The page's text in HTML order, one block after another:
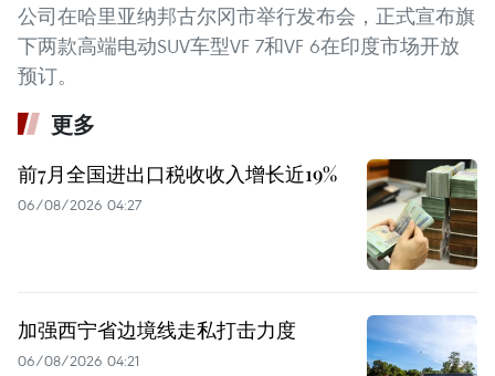
公司在哈里亚纳邦古尔冈市举行发布会，正式宣布旗
下两款高端电动SUV车型VF 7和VF 6在印度市场开放
预订。
更多
前7月全国进出口税收收入增长近19%
06/08/2026 04:27
加强西宁省边境线走私打击力度
06/08/2026 04:21